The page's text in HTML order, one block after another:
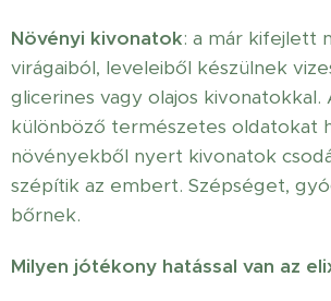
Növényi kivonatok: a már kifejlett
virágaiból, leveleiből készülnek
glicerines vagy olajos kivonatokkal.
különböző természetes oldatokat
növényekből nyert kivonatok
szépítik az embert. Szépséget,
bőrnek.
Milyen jótékony hatással van az